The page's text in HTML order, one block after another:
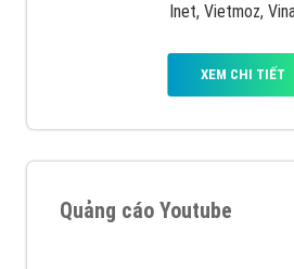
Inet, Vietmoz,
XEM CHI TIẾT
Quảng cáo Youtube